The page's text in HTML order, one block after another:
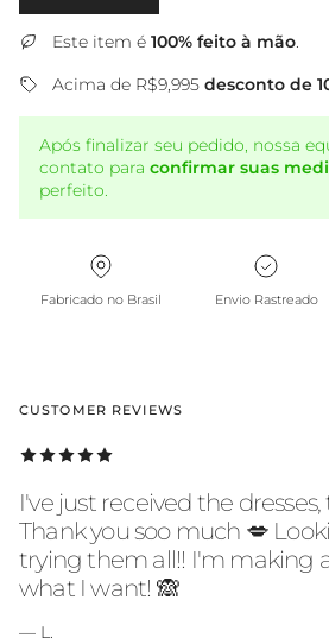
Este item é 100% feito à mão.
Acima de R$9,995 desconto de
Após finalizar seu pedido, nossa
contato para confirmar suas
perfeito.
Fabricado no Brasil Envio Rastreado
CUSTOMER REVIEWS
I've just received the
Thank you soo much 💋
trying them all!! I'm making
what I want! 🙈
— L.